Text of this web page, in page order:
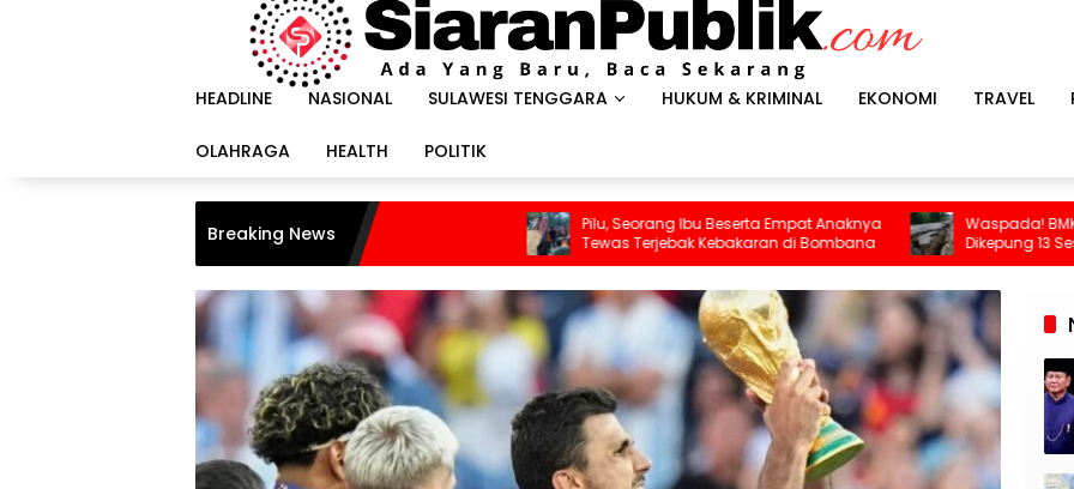
HEADLINE NASIONAL SULAWESI TENGGARA HUKUM & KRIMINAL EKONOMI TRAVEL
OLAHRAGA HEALTH POLITIK
Breaking News
Pilu, Seorang Ibu Beserta Empat Anaknya
Tewas Terjebak Kebakaran di Bombana
Waspada! BMKG Ungkap Kolaka Utara
Dikepung 13 Sesar Aktif, Ratusan
Sudah Terekam